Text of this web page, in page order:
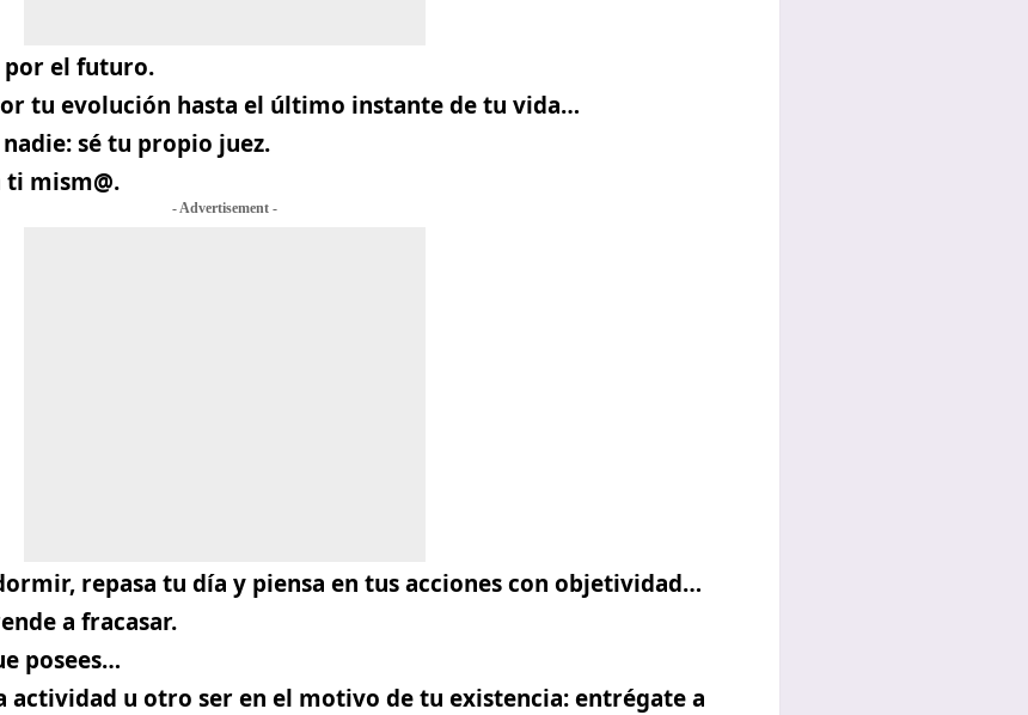
por el futuro.
tu evolución hasta el último instante de tu vida…
sé tu propio juez.
mism@.
- Advertisement -
repasa tu día y piensa en tus acciones con objetividad…
a fracasar.
posees…
actividad u otro ser en el motivo de tu existencia: entrégate a